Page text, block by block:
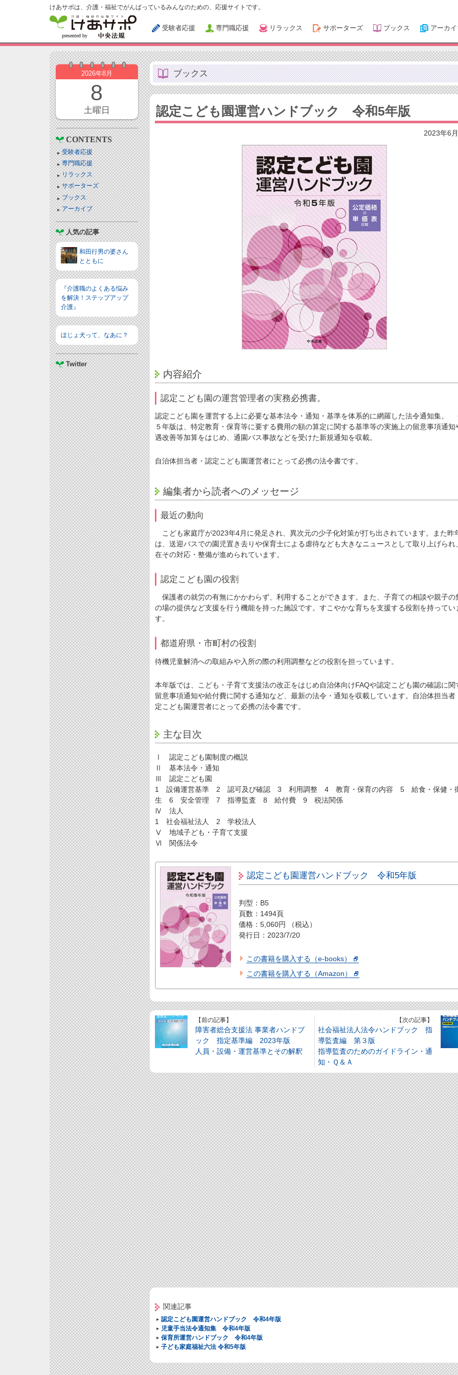
けあサポは、介護・福祉でがんばっているみんなのための、応援サイトです。
受験者応援 専門職応援 リラックス サポーターズ ブックス アーカ
2026年8月
8
土曜日
CONTENTS
受験者応援
専門職応援
リラックス
サポーターズ
ブックス
アーカイブ
人気の記事
和田行男の婆さん
とともに
『介護職のよくある悩み
を解決！ステップアップ
介護』
ほじょ犬って、なあに？
Twitter
ブックス
認定こども園運営ハンドブック 令和5年版
2023年6
内容紹介
認定こども園の運営管理者の実務必携書。
認定こども園を運営する上に必要な基本法令・通知・基準を体系的に網羅した法令通知集。
５年版は、特定教育・保育等に要する費用の額の算定に関する基準等の実施上の留意事項通知
遇改善等加算をはじめ、通園バス事故などを受けた新規通知を収載。
自治体担当者・認定こども園運営者にとって必携の法令書です。
編集者から読者へのメッセージ
最近の動向
こども家庭庁が2023年4月に発足され、異次元の少子化対策が打ち出されています。また昨
は、送迎バスでの園児置き去りや保育士による虐待なども大きなニュースとして取り上げられ
在その対応・整備が進められています。
認定こども園の役割
保護者の就労の有無にかかわらず、利用することができます。また、子育ての相談や親子の
の場の提供など支援を行う機能を持った施設です。すこやかな育ちを支援する役割を持ってい
す。
都道府県・市町村の役割
待機児童解消への取組みや入所の際の利用調整などの役割を担っています。
本年版では、こども・子育て支援法の改正をはじめ自治体向けFAQや認定こども園の確認に関
留意事項通知や給付費に関する通知など、最新の法令・通知を収載しています。自治体担当者
定こども園運営者にとって必携の法令書です。
主な目次
Ⅰ 認定こども園制度の概説
Ⅱ 基本法令・通知
Ⅲ 認定こども園
1 設備運営基準 2 認可及び確認 3 利用調整 4 教育・保育の内容 5 給食・保健・
生 6 安全管理 7 指導監査 8 給付費 9 税法関係
Ⅳ 法人
1 社会福祉法人 2 学校法人
Ⅴ 地域子ども・子育て支援
Ⅵ 関係法令
認定こども園運営ハンドブック 令和5年版
判型：B5
頁数：1494頁
価格：5,060円 （税込）
発行日：2023/7/20
この書籍を購入する（e-books）
この書籍を購入する（Amazon）
【前の記事】
障害者総合支援法 事業者ハンドブ
ック 指定基準編 2023年版
人員・設備・運営基準とその解釈
【次の記事】
社会福祉法人法令ハンドブック 指
導監査編 第３版
指導監査のためのガイドライン・通
知・Ｑ＆Ａ
関連記事
認定こども園運営ハンドブック 令和4年版
児童手当法令通知集 令和4年版
保育所運営ハンドブック 令和4年版
子ども家庭福祉六法 令和5年版